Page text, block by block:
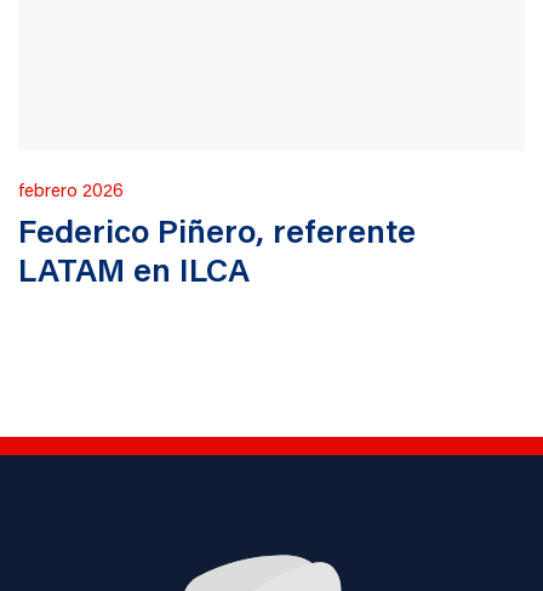
Publicado
en
febrero 2026
Federico Piñero, referente
LATAM en ILCA